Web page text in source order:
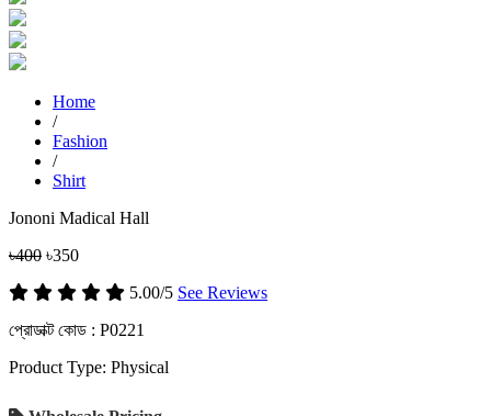
Home
/
Fashion
/
Shirt
Jononi Madical Hall
৳400 ৳350
5.00/5 See Reviews
প্রোডাক্ট কোড : P0221
Product Type: Physical